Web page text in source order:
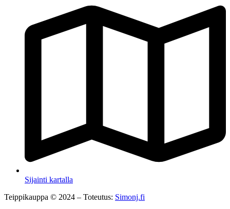
Sijainti kartalla
Teippikauppa © 2024 – Toteutus: Simonj.fi